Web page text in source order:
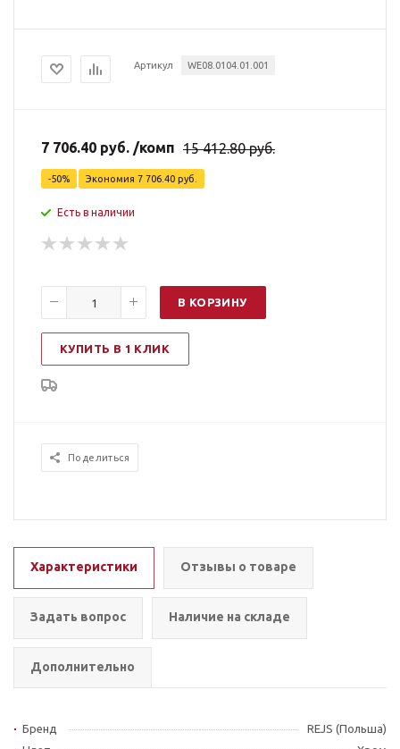
Артикул WE08.0104.01.001
7 706.40 руб. /комп 15 412.80руб.
-50% Экономия 7 706.40 руб.
Есть в наличии
В КОРЗИНУ
КУПИТЬ В 1 КЛИК
Поделиться
Характеристики Отзывы о товаре
Задать вопрос Наличие на складе
Дополнительно
Бренд
REJS (Польша)